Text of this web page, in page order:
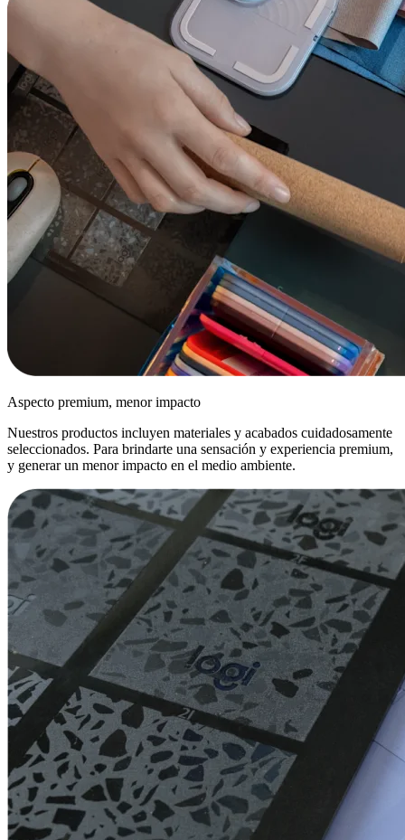
Aspecto premium, menor impacto
Nuestros productos incluyen materiales y acabados cuidadosamente
seleccionados. Para brindarte una sensación y experiencia premium,
y generar un menor impacto en el medio ambiente.